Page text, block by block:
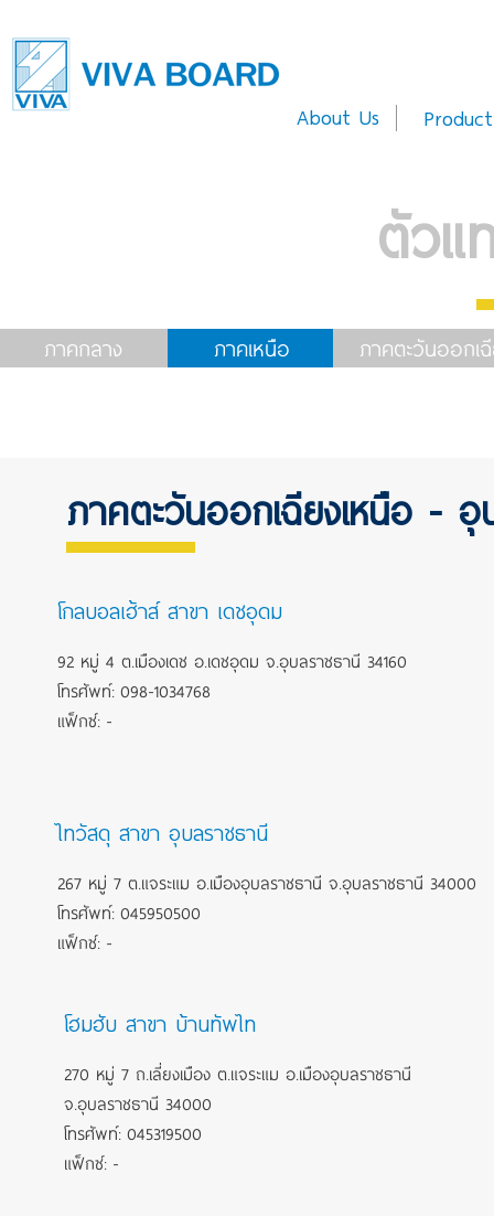
About Us Product
ตัวแ
ภาคกลาง ภาคเหนือ ภาคตะวันออกเ
โกลบอลเฮ้าส์ สาขา เดชอุดม
92 หมู่ 4 ต.เมืองเดช อ.เดชอุดม จ.อุบลราชธานี 34160
โทรศัพท์: 098-1034768
แฟ็กซ์: -
ไทวัสดุ สาขา อุบลราชธานี
267 หมู่ 7 ต.แจระแม อ.เมืองอุบลราชธานี จ.อุบลราชธานี 34000
โทรศัพท์: 045950500
แฟ็กซ์: -
โฮมฮับ สาขา บ้านทัพไท
270 หมู่ 7 ถ.เลี่ยงเมือง ต.แจระแม อ.เมืองอุบลราชธานี
จ.อุบลราชธานี 34000
โทรศัพท์: 045319500
แฟ็กซ์: -
ภาคตะวันออกเฉียงเหนือ - อุ